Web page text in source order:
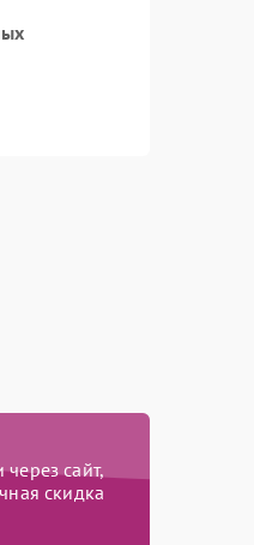
сайт,
скидка